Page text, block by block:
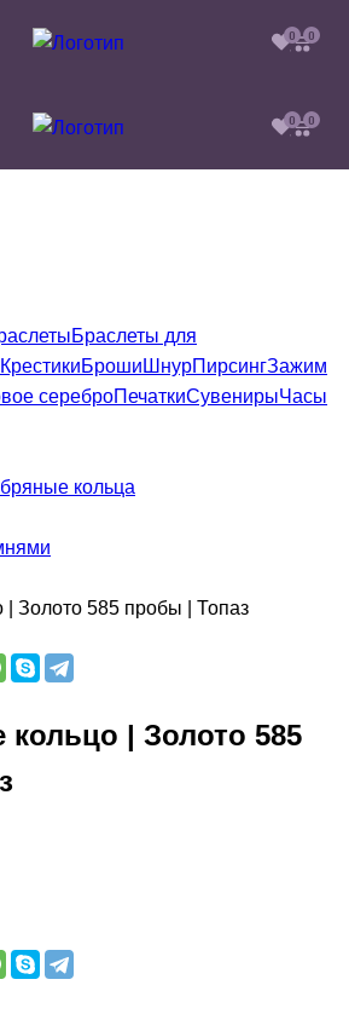
0 0
0 0
Браслеты для
КрестикиБроши ШнурПирсингЗажим
сереброПечаткиСувенирыЧасы
кольца
| Золото 585 пробы | Топаз
кольцо | Золото 585